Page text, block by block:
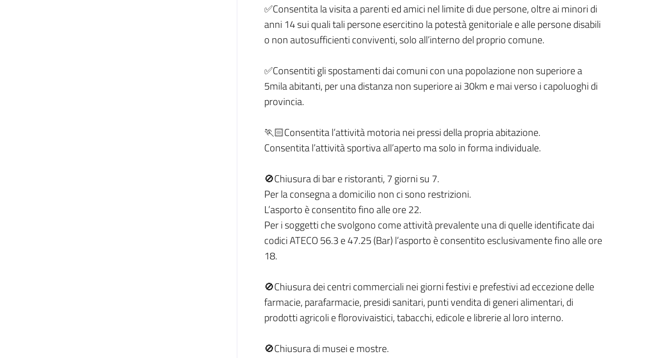
✅Consentita la visita a parenti ed amici nel limite di due persone, oltre ai minori di
anni 14 sui quali tali persone esercitino la potestà genitoriale e alle persone disabili
o non autosufficienti conviventi, solo all’interno del proprio comune.
✅Consentiti gli spostamenti dai comuni con una popolazione non superiore a
5mila abitanti, per una distanza non superiore ai 30km e mai verso i capoluoghi di
provincia.
🏃🏻Consentita l’attività motoria nei pressi della propria abitazione.
Consentita l’attività sportiva all’aperto ma solo in forma individuale.
🚫Chiusura di bar e ristoranti, 7 giorni su 7.
Per la consegna a domicilio non ci sono restrizioni.
L’asporto è consentito fino alle ore 22.
Per i soggetti che svolgono come attività prevalente una di quelle identificate dai
codici ATECO 56.3 e 47.25 (Bar) l’asporto è consentito esclusivamente fino alle ore
18.
🚫Chiusura dei centri commerciali nei giorni festivi e prefestivi ad eccezione delle
farmacie, parafarmacie, presidi sanitari, punti vendita di generi alimentari, di
prodotti agricoli e florovivaistici, tabacchi, edicole e librerie al loro interno.
🚫Chiusura di musei e mostre.